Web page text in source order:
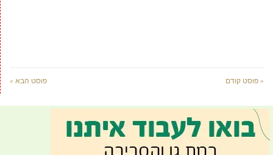
« פוסט קודם פוסט הבא »